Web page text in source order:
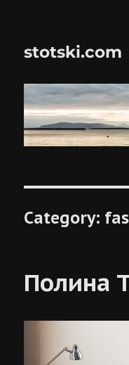
stotski.com
Category:
Полина